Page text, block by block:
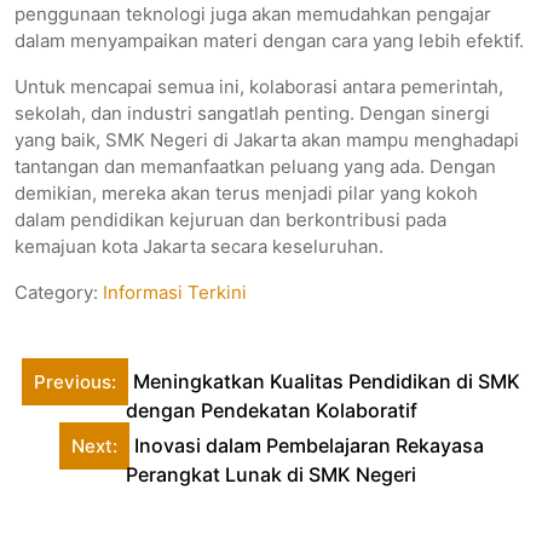
penggunaan teknologi juga akan memudahkan pengajar
dalam menyampaikan materi dengan cara yang lebih efektif.
Untuk mencapai semua ini, kolaborasi antara pemerintah,
sekolah, dan industri sangatlah penting. Dengan sinergi
yang baik, SMK Negeri di Jakarta akan mampu menghadapi
tantangan dan memanfaatkan peluang yang ada. Dengan
demikian, mereka akan terus menjadi pilar yang kokoh
dalam pendidikan kejuruan dan berkontribusi pada
kemajuan kota Jakarta secara keseluruhan.
Category: Informasi Terkini
Post
navigation
Previous:
Meningkatkan Kualitas Pendidikan di SMK
dengan Pendekatan Kolaboratif
Next:
Inovasi dalam Pembelajaran Rekayasa
Perangkat Lunak di SMK Negeri